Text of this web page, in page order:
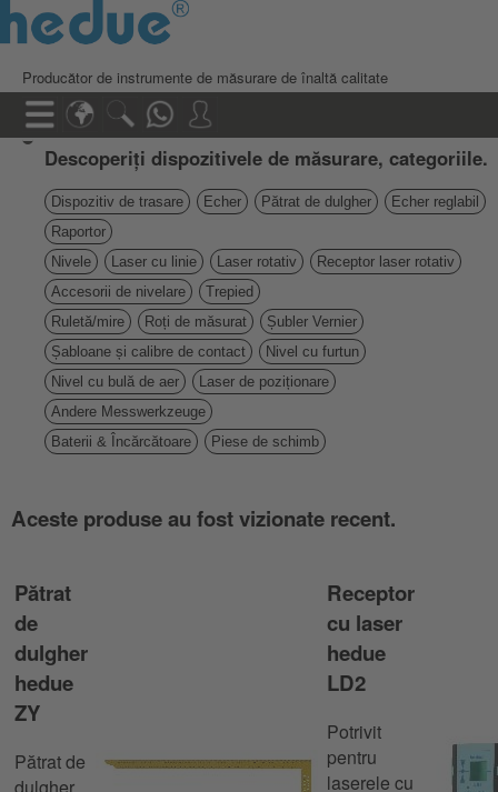
Producător de instrumente de măsurare de înaltă calitate
Descoperiți dispozitivele de măsurare, categoriile.
Dispozitiv de trasare Echer Pătrat de dulgher
Echer reglabil
Raportor
Nivele
Laser cu linie Laser rotativ
Receptor laser rotativ
Accesorii de nivelare
Trepied
Ruletă/mire
Roți de măsurat
Șubler Vernier
Șabloane și calibre de contact
Nivel cu furtun
Nivel cu bulă de aer
Laser de poziționare
Andere Messwerkzeuge
Baterii & Încărcătoare
Piese de schimb
Aceste produse au fost vizionate recent.
Pătrat
de
dulgher
hedue
ZY
Pătrat de
dulgher
Receptor
cu laser
hedue
LD2
Potrivit
pentru
laserele cu